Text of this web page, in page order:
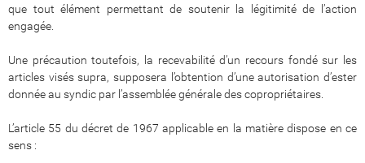
que tout élément permettant de soutenir la légitimité de l’action
engagée.
Une précaution toutefois, la recevabilité d’un recours fondé sur les
articles visés supra, supposera l’obtention d’une autorisation d’ester
donnée au syndic par l’assemblée générale des copropriétaires.
L’article 55 du décret de 1967 applicable en la matière dispose en ce
sens :